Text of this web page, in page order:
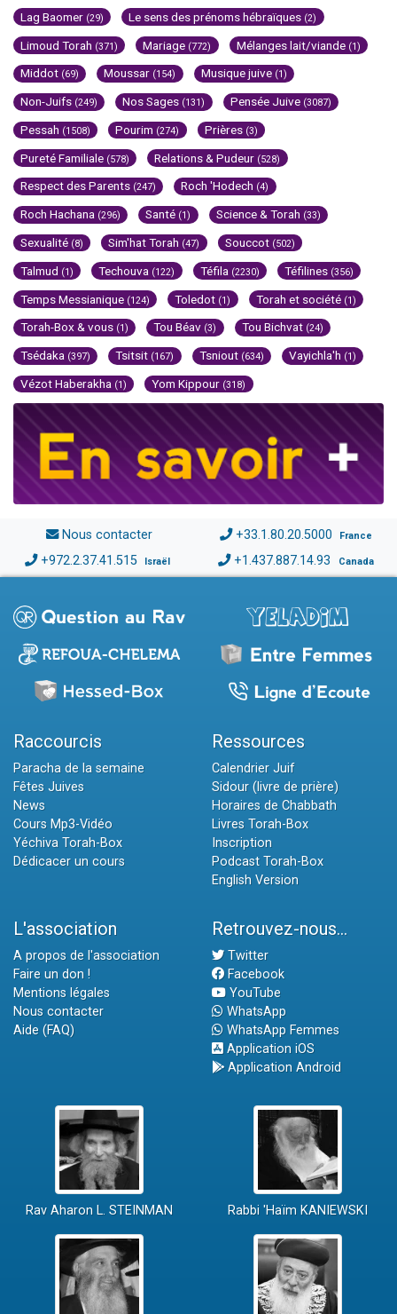
Lag Baomer (29) Le sens des prénoms hébraïques (2)
Limoud Torah (371) Mariage (772) Mélanges lait/viande (1)
Middot (69) Moussar (154) Musique juive (1)
Non-Juifs (249) Nos Sages (131) Pensée Juive (3087)
Pessah (1508) Pourim (274) Prières (3)
Pureté Familiale (578) Relations & Pudeur (528)
Respect des Parents (247) Roch 'Hodech (4)
Roch Hachana (296) Santé (1) Science & Torah (33)
Sexualité (8) Sim'hat Torah (47) Souccot (502)
Talmud (1) Techouva (122) Téfila (2230) Téfilines (356)
Temps Messianique (124) Toledot (1) Torah et société (1)
Torah-Box & vous (1) Tou Béav (3) Tou Bichvat (24)
Tsédaka (397) Tsitsit (167) Tsniout (634) Vayichla'h (1)
Vézot Haberakha (1) Yom Kippour (318)
Nous contacter +33.1.80.20.5000 France
+972.2.37.41.515 Israël +1.437.887.14.93 Canada
Raccourcis
Paracha de la semaine
Fêtes Juives
News
Cours Mp3-Vidéo
Yéchiva Torah-Box
Dédicacer un cours
Ressources
Calendrier Juif
Sidour (livre de prière)
Horaires de Chabbath
Livres Torah-Box
Inscription
Podcast Torah-Box
English Version
L'association
A propos de l'association
Faire un don !
Mentions légales
Nous contacter
Aide (FAQ)
Retrouvez-nous...
Twitter
Facebook
YouTube
WhatsApp
WhatsApp Femmes
Application iOS
Application Android
Rav Aharon L. STEINMAN Rabbi 'Haïm KANIEWSKI